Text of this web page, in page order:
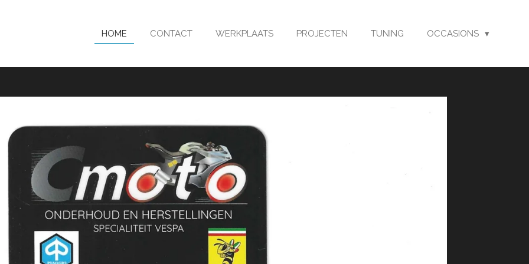
HOME CONTACT WERKPLAATS PROJECTEN TUNING OCCASIONS